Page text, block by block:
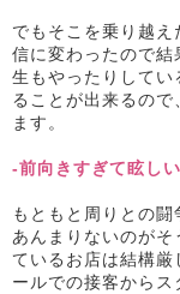
でもそこを乗り越
信に変わったので
生もやったりしてい
ることが出来るので
ます。
-前向きすぎて眩しい
もともと周りとの
あんまりないのが
ているお店は結構
ールでの接客からス